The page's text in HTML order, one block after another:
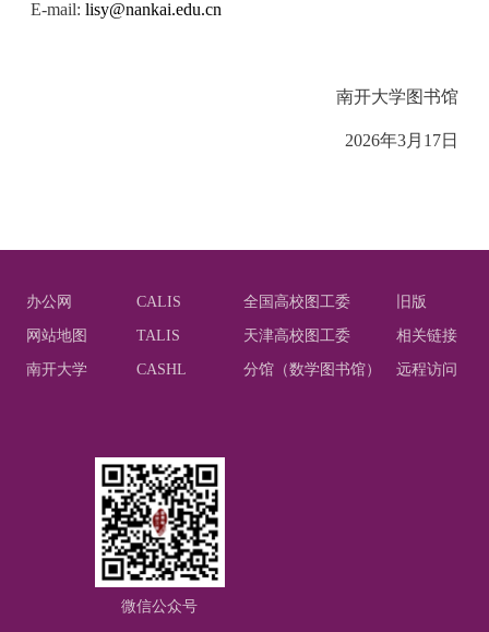
E-mail: lisy@nankai.edu.cn
南开大学图书馆
2026年3月 17日
办公网 CALIS 全国高校图工委 旧版
网站地图 TALIS 天津高校图工委 相关链接
南开大学 CASHL 分馆（数学图书馆） 远程访问
微信公众号